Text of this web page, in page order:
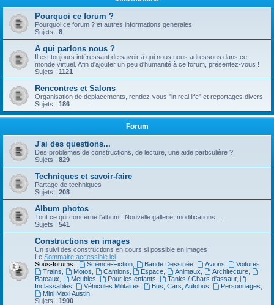
Pourquoi ce forum ?
Pourquoi ce forum ? et autres informations generales
Sujets : 8
A qui parlons nous ?
Il est toujours intéressant de savoir à qui nous nous adressons dans ce
monde virtuel. Afin d'ajouter un peu d'humanité à ce forum, présentez-vous !
Sujets : 1121
Rencontres et Salons
Organisation de deplacements, rendez-vous "in real life" et reportages divers
Sujets : 186
Forum
J'ai des questions...
Des problèmes de constructions, de lecture, une aide particulière ?
Sujets : 829
Techniques et savoir-faire
Partage de techniques
Sujets : 208
Album photos
Tout ce qui concerne l'album : Nouvelle gallerie, modifications ...
Sujets : 541
Constructions en images
Un suivi des constructions en cours si possible en images
Le Sommaire accessible ici
Sous-forums :
Science-Fiction, Bande Dessinée, Avions Voitures
Trains
Motos Camions Espace Animaux Architecture
Bateaux
Meubles Pour les enfants Tanks / Chars d'assaut,
Inclassables
Véhicules Militaires Bus, Cars, Autobus Personnages
Mini Maxi Austin
Sujets : 1900